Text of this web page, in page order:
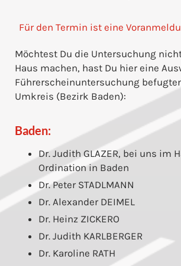
Für den Termin ist eine
Möchtest Du die Untersuchung
Haus machen, hast Du hier eine
Führerscheinuntersuchung
Umkreis (Bezirk Baden):
Baden:
Dr. Judith GLAZER, bei uns im
Ordination in Baden
Dr. Peter STADLMANN
Dr. Alexander DEIMEL
Dr. Heinz ZICKERO
Dr. Judith KARLBERGER
Dr. Karoline RATH